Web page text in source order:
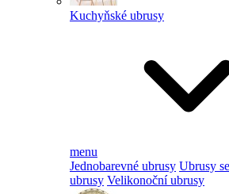
Kuchyňské ubrusy
menu
Jednobarevné ubrusy Ubrusy
ubrusy Velikonoční ubrusy